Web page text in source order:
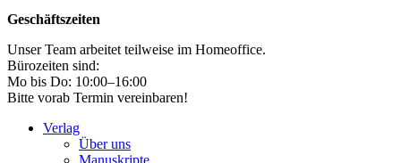
Geschäftszeiten
Unser Team arbeitet teilweise im Homeoffice.
Bürozeiten sind:
Mo bis Do: 10:00–16:00
Bitte vorab Termin vereinbaren!
Verlag
Über uns
Manuskripte